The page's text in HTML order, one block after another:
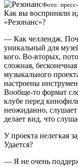
Фото:
Как вы восприняли
«Резонанс»?
— Как челлендж.
уникальный для
кого. Во-вторых,
сложная,
музыкального
настроены
Вообще-то формат
клубе перед
неожиданно,
делает вид, что
У проекта нелегкая
Удается?
— Я не очень